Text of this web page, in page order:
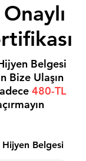
Belgesi
Bize Ulaşın
480-TL
Belgesi